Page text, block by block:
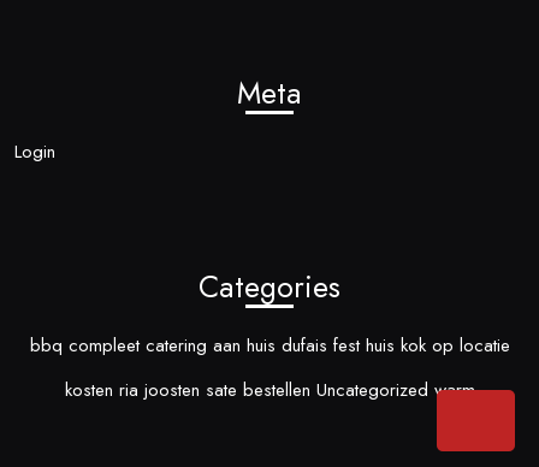
Meta
Login
Categories
bbq compleet catering aan huis dufais fest huis kok op locatie
kosten ria joosten sate bestellen Uncategorized warm